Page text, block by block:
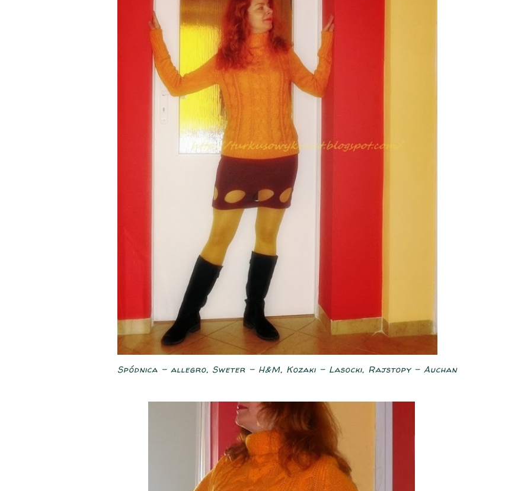
Spódnica - allegro, Sweter - H&M, Kozaki - Lasocki, Rajstopy - Auchan